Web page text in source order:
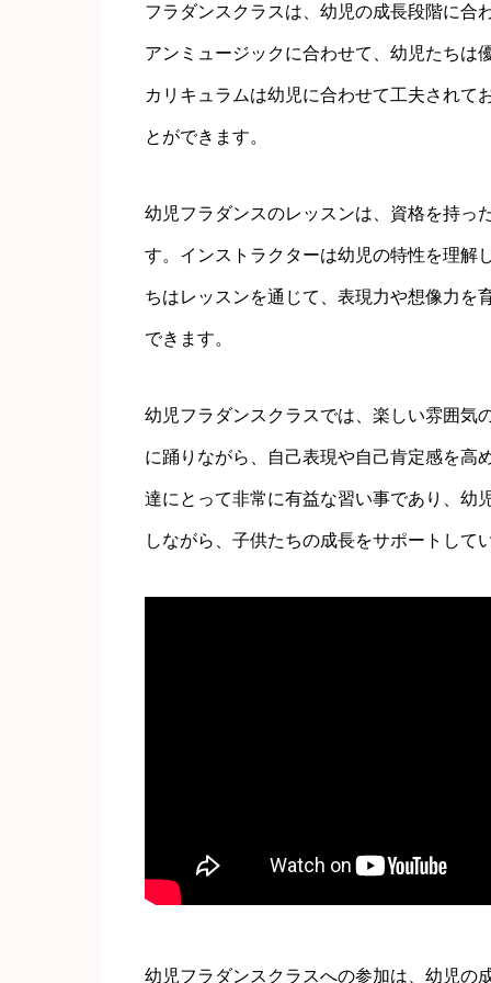
フラダンスクラスは、幼児の成長段階に合
アンミュージックに合わせて、幼児たちは
カリキュラムは幼児に合わせて工夫されて
とができます。
幼児フラダンスのレッスンは、資格を持っ
す。インストラクターは幼児の特性を理解
ちはレッスンを通じて、表現力や想像力を
できます。
幼児フラダンスクラスでは、楽しい雰囲気
に踊りながら、自己表現や自己肯定感を高
達にとって非常に有益な習い事であり、幼
しながら、子供たちの成長をサポートして
幼児フラダンスクラスへの参加は、幼児の